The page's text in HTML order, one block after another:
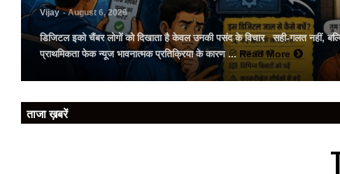
Vijay - August 6, 2026
डिजिटल इको चैंबर लोगों को दिखाता है केवल उनकी पसंद के विचार सही-गलत नहीं,
प्राथमिकता फेक न्यूज भावनात्मक प्रतिक्रिया के कारण ... Read More
ताजा ख़बरें